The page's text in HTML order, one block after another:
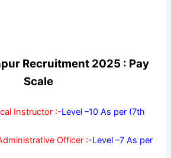
Recruitment 2025 : Pay
Scale
Instructor :-Level –10 As per (7th
Officer :-Level –7 As per